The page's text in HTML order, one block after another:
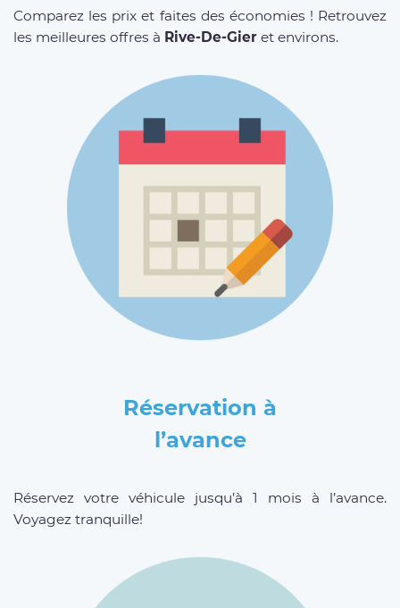
Comparez les prix et faites des économies ! Retrouvez
les meilleures offres à Rive-De-Gier et environs.
Réservation à
l’avance
Réservez votre véhicule jusqu’à 1 mois à l’avance.
Voyagez tranquille!